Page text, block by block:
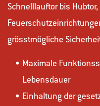
Schnelllauftor bis
grösstmögliche
Maximale
Lebensdauer
Einhaltung der